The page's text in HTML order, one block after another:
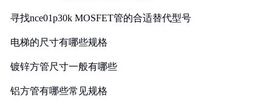
寻找nce01p30k MOSFET管的合适替代型号
电梯的尺寸有哪些规格
镀锌方管尺寸一般有哪些
铝方管有哪些常见规格